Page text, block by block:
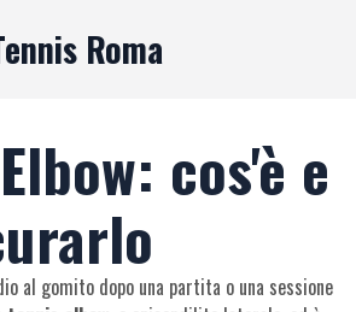
Roma
cos'è e
al gomito dopo una partita o una sessione